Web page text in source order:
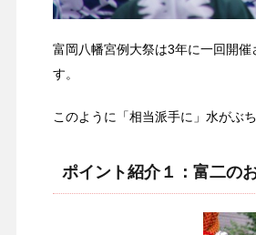
富岡八幡宮例大祭は3年に一回開
す。
このように「相当派手に」水がぶ
ポイント紹介１：富二の